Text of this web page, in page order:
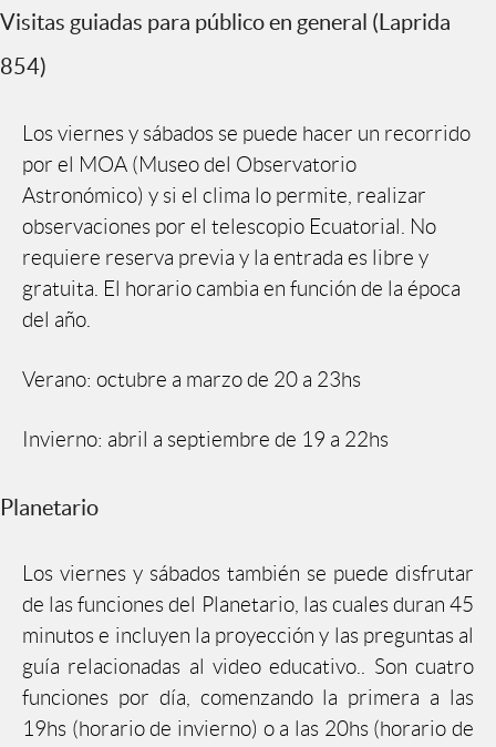
Visitas guiadas para público en general (Laprida
854)
Los viernes y sábados se puede hacer un recorrido
por el MOA (Museo del Observatorio
Astronómico) y si el clima lo permite, realizar
observaciones por el telescopio Ecuatorial. No
requiere reserva previa y la entrada es libre y
gratuita. El horario cambia en función de la época
del año.
Verano: octubre a marzo de 20 a 23hs
Invierno: abril a septiembre de 19 a 22hs
Planetario
Los viernes y sábados también se puede disfrutar
de las funciones del Planetario, las cuales duran 45
minutos e incluyen la proyección y las preguntas al
guía relacionadas al video educativo.. Son cuatro
funciones por día, comenzando la primera a las
19hs (horario de invierno) o a las 20hs (horario de